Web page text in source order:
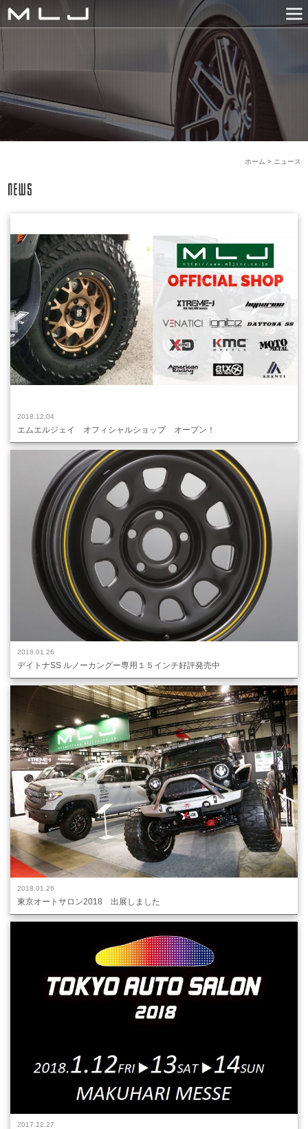
MLJ / Lexani(レクサーニ
PRODUCTS
GALLERY
SNS
NEWS
COMPANY
HISTORY
CONTACT US
LINK
ニュース
ホーム >
2018.12.04
エムエルジェイ オフィシャルショップ オープン！
2018.01.26
デイトナSS ルノーカングー専用１５インチ好評発売中
2018.01.26
東京オートサロン2018 出展しました
2017.12.27